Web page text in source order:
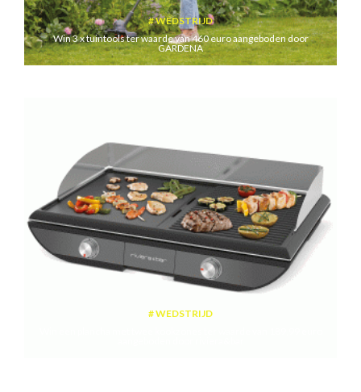
WEDSTRIJD
Win 3 x tuintools ter waarde van 460 euro aangeboden door
GARDENA
WEDSTRIJD